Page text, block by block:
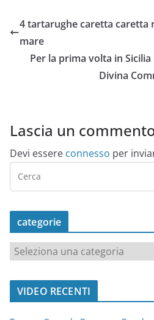
4 tartarughe caretta caretta
mare
Per la prima volta in
Divina
Lascia un
Devi essere connesso per
categorie
t
VIDEO RECENTI